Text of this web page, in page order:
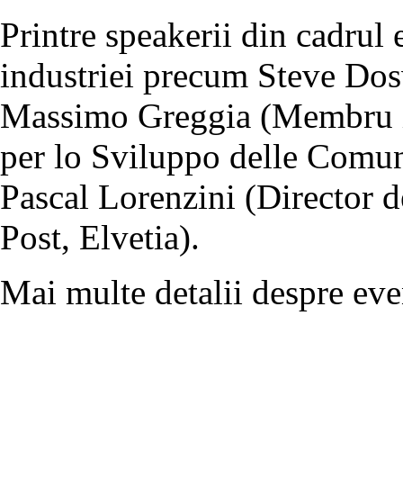
Printre speakerii din cadrul
industriei precum Steve
Massimo Greggia
per lo Sviluppo delle
Pascal Lorenzini (Director
Post, Elvetia).
Mai multe detalii despre